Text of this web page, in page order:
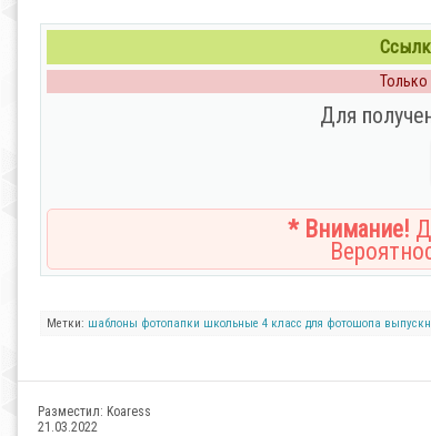
Только
Для
* Внимание!
Метки: шаблоны фотопапки школьные 4 класс для фотошопа
Разместил: Koaress
21.03.2022